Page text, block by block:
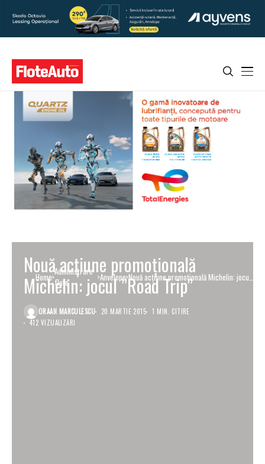
Home Administrare
flote
Anvelope Nouă acțiune promoțională Michelin: jocul
”Road Trip”
Nouă acțiune promoțională
Michelin: jocul ”Road Trip”
ORAAN MARCULESCU 20 MARTIE 2015
1 MIN. CITIRE
412 VIZUALIZĂRI